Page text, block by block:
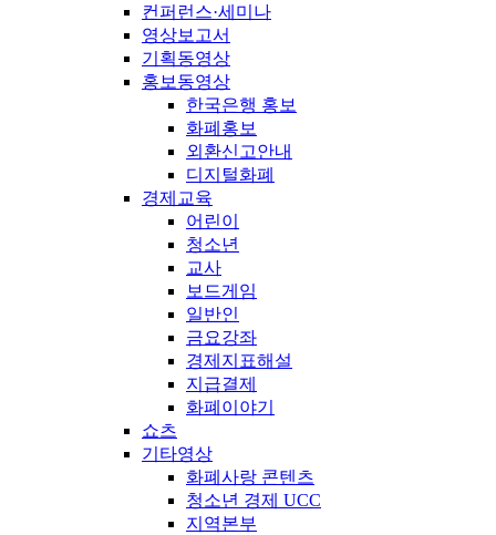
컨퍼런스·세미나
영상보고서
기획동영상
홍보동영상
한국은행 홍보
화폐홍보
외환신고안내
디지털화폐
경제교육
어린이
청소년
교사
보드게임
일반인
금요강좌
경제지표해설
지급결제
화폐이야기
쇼츠
기타영상
화폐사랑 콘텐츠
청소년 경제 UCC
지역본부